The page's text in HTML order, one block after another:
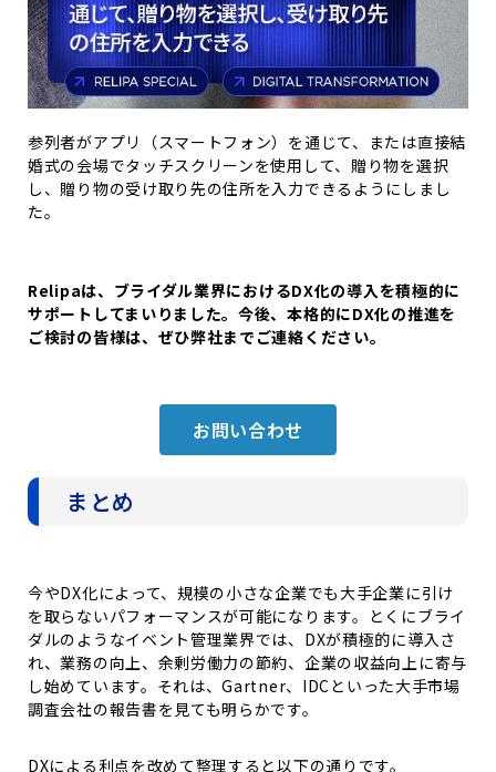
参列者がアプリ（スマートフォン）を通じて、または直接結
婚式の会場でタッチスクリーンを使用して、贈り物を選択
し、贈り物の受け取り先の住所を入力できるようにしまし
た。
Relipaは、ブライダル業界におけるDX化の導入を積極的に
サポートしてまいりました。今後、本格的にDX化の推進を
ご検討の皆様は、ぜひ弊社までご連絡ください。
お問い合わせ
まとめ
今やDX化によって、規模の小さな企業でも大手企業に引け
を取らないパフォーマンスが可能になります。とくにブライ
ダルのようなイベント管理業界では、DXが積極的に導入さ
れ、業務の向上、余剰労働力の節約、企業の収益向上に寄与
し始めています。それは、Gartner、IDCといった大手市場
調査会社の報告書を見ても明らかです。
DXによる利点を改めて整理すると以下の通りです。